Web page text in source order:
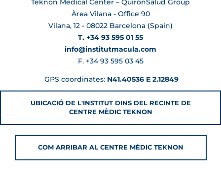
Teknon Medical Center – QuirónSalud Group
Àrea Vilana - Office 90
Vilana, 12 - 08022 Barcelona (Spain)
T. +34 93 595 01 55
info@institutmacula.com
F. +34 93 595 03 45
GPS coordinates: N41.40536 E 2.12849
UBICACIÓ DE L'INSTITUT DINS DEL RECINTE DE
CENTRE MÈDIC TEKNON
COM ARRIBAR AL CENTRE MÈDIC TEKNON